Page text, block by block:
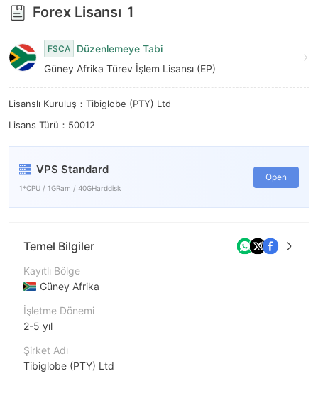
Forex Lisansı 1
FSCA
Düzenlemeye Tabi
Güney Afrika Türev İşlem Lisansı (EP)
Lisanslı Kuruluş：Tibiglobe (PTY) Ltd
Lisans Türü：50012
VPS Standard
1*CPU / 1GRam / 40GHarddisk
Open
Temel Bilgiler
Kayıtlı Bölge
Güney Afrika
İşletme Dönemi
2-5 yıl
Şirket Adı
Tibiglobe (PTY) Ltd